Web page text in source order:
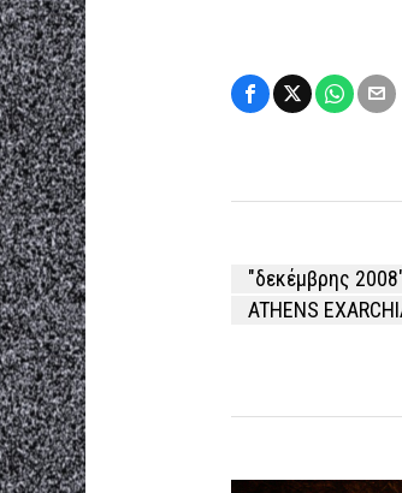
"δεκέμβρης
ATHENS